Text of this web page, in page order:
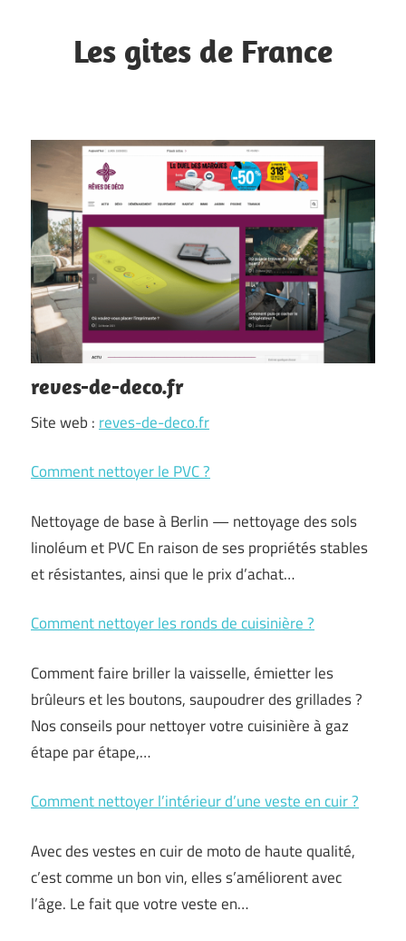
contentLes gites de France
meilleures
adresses
reves-de-deco.fr
Site web : reves-de-deco.fr
Comment nettoyer le PVC ?
Nettoyage de base à Berlin — nettoyage des sols
linoléum et PVC En raison de ses propriétés stables
et résistantes, ainsi que le prix d’achat…
Comment nettoyer les ronds de cuisinière ?
Comment faire briller la vaisselle, émietter les
brûleurs et les boutons, saupoudrer des grillades ?
Nos conseils pour nettoyer votre cuisinière à gaz
étape par étape,…
Comment nettoyer l’intérieur d’une veste en cuir ?
Avec des vestes en cuir de moto de haute qualité,
c’est comme un bon vin, elles s’améliorent avec
l’âge. Le fait que votre veste en…